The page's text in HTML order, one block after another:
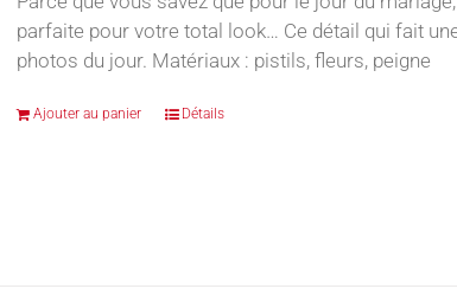
parfaite pour votre total look… Ce détail qui fait
photos du jour. Matériaux : pistils, fleurs, peigne
Ajouter au panier Détails